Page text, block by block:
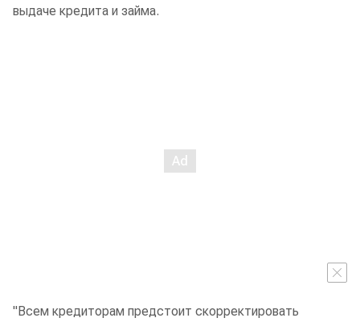
выдаче кредита и займа.
"Всем кредиторам предстоит скорректировать